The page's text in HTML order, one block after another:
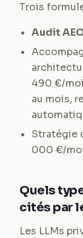
Trois
Audit
490 €/
au mois,
Stratégie
000 €/
Quels
cités par
Les LLMs